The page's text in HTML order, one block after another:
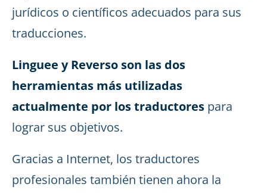
jurídicos o científicos adecuados para sus
traducciones.
Linguee y Reverso son las dos
herramientas más utilizadas
actualmente por los traductores para
lograr sus objetivos.
Gracias a Internet, los traductores
profesionales también tienen ahora la